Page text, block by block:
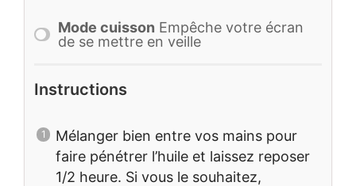
Mode cuisson Empêche votre écran
de se mettre en veille
Instructions
Mélanger bien entre vos mains pour
faire pénétrer l’huile et laissez reposer
1/2 heure. Si vous le souhaitez,